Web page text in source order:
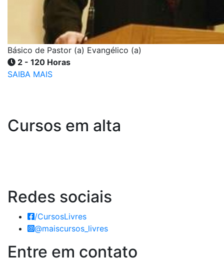
Básico de Pastor (a) Evangélico (a)
2 - 120 Horas
SAIBA MAIS
Cursos em alta
Redes sociais
/CursosLivres
@maiscursos_livres
Entre em contato